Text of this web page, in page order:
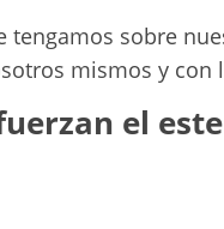
tengamos sobre
mismos y con
el